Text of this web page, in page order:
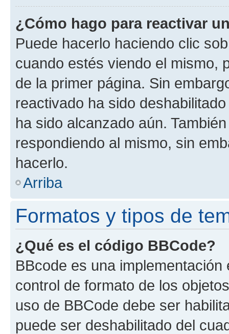
¿Cómo hago para reactivar
Puede hacerlo haciendo clic
cuando estés viendo el mismo,
de la primer página. Sin
reactivado ha sido
ha sido alcanzado aún.
respondiendo al mismo, sin
hacerlo.
Arriba
Formatos y tipos de
¿Qué es el código BBCode?
BBcode es una
control de formato de los
uso de BBCode debe ser
puede ser deshabilitado del